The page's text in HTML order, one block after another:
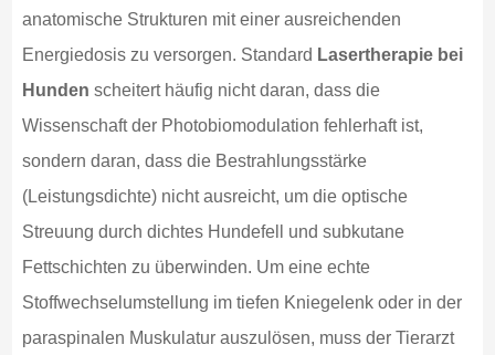
anatomische Strukturen mit einer ausreichenden
Energiedosis zu versorgen. Standard Lasertherapie bei
Hunden scheitert häufig nicht daran, dass die
Wissenschaft der Photobiomodulation fehlerhaft ist,
sondern daran, dass die Bestrahlungsstärke
(Leistungsdichte) nicht ausreicht, um die optische
Streuung durch dichtes Hundefell und subkutane
Fettschichten zu überwinden. Um eine echte
Stoffwechselumstellung im tiefen Kniegelenk oder in der
paraspinalen Muskulatur auszulösen, muss der Tierarzt